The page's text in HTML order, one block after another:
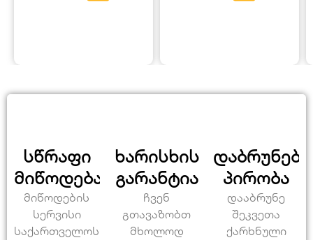
სწრაფი
მიწოდება
მიწოდების
სერვისი
საქართველოს
ხარისხის
გარანტია
ჩვენ
გთავაზობთ
მხოლოდ
პირობა
დააბრუნე
შეკვეთა
ქარხნული